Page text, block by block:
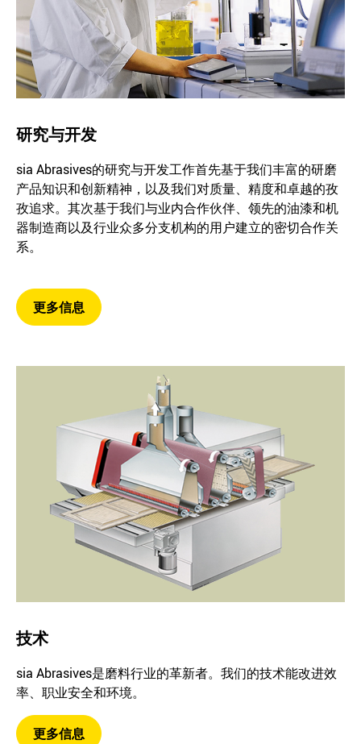
研究与开发
sia Abrasives的研究与开发工作首先基于我们丰富的研磨
产品知识和创新精神，以及我们对质量、精度和卓越的孜
孜追求。其次基于我们与业内合作伙伴、领先的油漆和机
器制造商以及行业众多分支机构的用户建立的密切合作关
系。
更多信息
技术
sia Abrasives是磨料行业的革新者。我们的技术能改进效
率、职业安全和环境。
更多信息